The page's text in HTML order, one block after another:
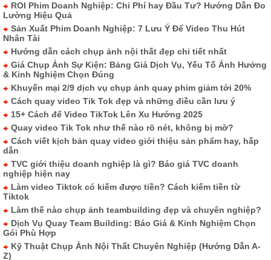
ROI Phim Doanh Nghiệp: Chi Phí hay Đầu Tư? Hướng Dẫn Đo
Lường Hiệu Quả
Sản Xuất Phim Doanh Nghiệp: 7 Lưu Ý Để Video Thu Hút
Nhân Tài
Hướng dẫn cách chụp ảnh nội thất đẹp chi tiết nhất
Giá Chụp Ảnh Sự Kiện: Bảng Giá Dịch Vụ, Yếu Tố Ảnh Hưởng
& Kinh Nghiệm Chọn Đúng
Khuyến mại 2/9 dịch vụ chụp ảnh quay phim giảm tới 20%
Cách quay video Tik Tok đẹp và những điều cần lưu ý
15+ Cách để Video TikTok Lên Xu Hướng 2025
Quay video Tik Tok như thế nào rõ nét, không bị mờ?
Cách viết kịch bản quay video giới thiệu sản phẩm hay, hấp
dẫn
TVC giới thiệu doanh nghiệp là gì? Báo giá TVC doanh
nghiệp hiện nay
Làm video Tiktok có kiếm được tiền? Cách kiếm tiền từ
Tiktok
Làm thế nào chụp ảnh teambuilding đẹp và chuyên nghiệp?
Dịch Vụ Quay Team Building: Báo Giá & Kinh Nghiệm Chọn
Gói Phù Hợp
Kỹ Thuật Chụp Ảnh Nội Thất Chuyên Nghiệp (Hướng Dẫn A-
Z)